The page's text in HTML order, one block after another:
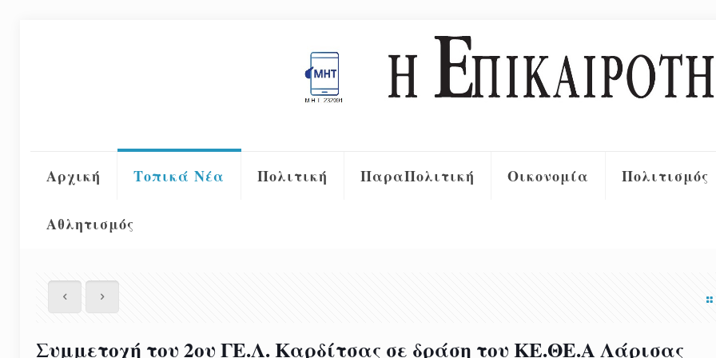
Αρχική Τοπικά Νέα Πολιτική ΠαραΠολιτική Οικονομία Πολιτισμός
Αθλητισμός
Συμμετοχή του 2ου ΓΕ.Λ. Καρδίτσας σε δράση του ΚΕ.ΘΕ.Α Λάρισας